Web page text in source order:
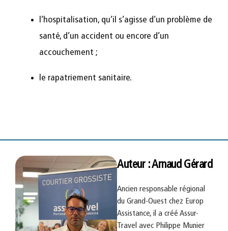
l’hospitalisation, qu’il s’agisse d’un problème de
santé, d’un accident ou encore d’un
accouchement ;
le rapatriement sanitaire.
Auteur : Arnaud Gérard
Ancien responsable régional
du Grand-Ouest chez Europ
Assistance, il a créé Assur-
Travel avec Philippe Munier